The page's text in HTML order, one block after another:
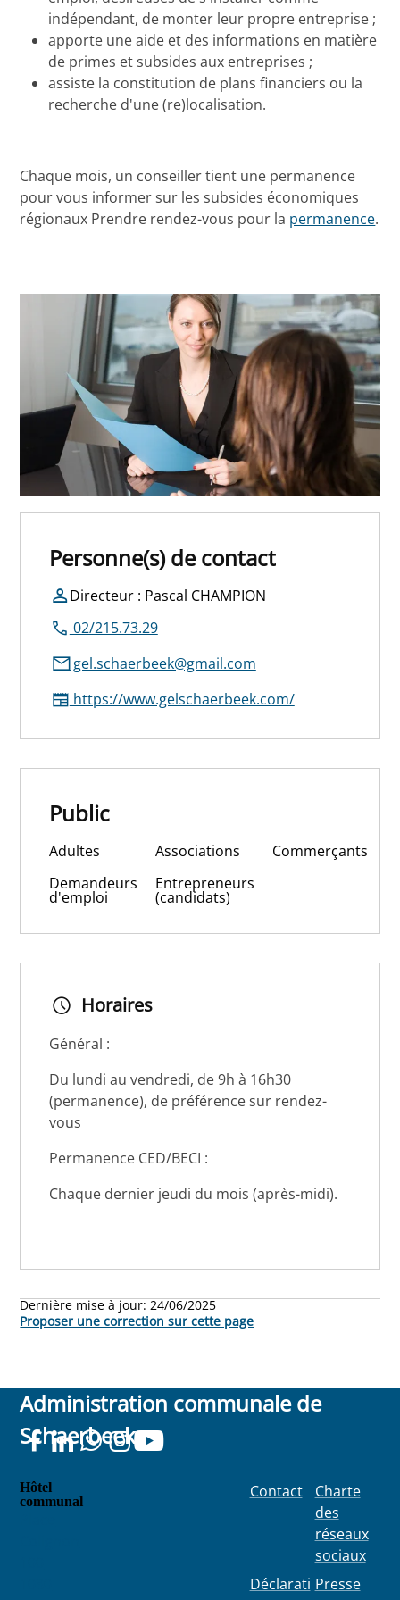
indépendant, de monter leur propre entreprise ;
apporte une aide et des informations en matière
de primes et subsides aux entreprises ;
assiste la constitution de plans financiers ou la
recherche d'une (re)localisation.
Chaque mois, un conseiller tient une permanence
pour vous informer sur les subsides économiques
régionaux Prendre rendez-vous pour la permanence.
Personne(s) de contact
Directeur : Pascal CHAMPION
02/215.73.29
gel.schaerbeek@gmail.com
https://www.gelschaerbeek.com/
Public
Adultes Associations
Commerçants
Demandeurs
d'emploi
Entrepreneurs
(candidats)
Horaires
Général :
Du lundi au vendredi, de 9h à 16h30
(permanence), de préférence sur rendez-
vous
Permanence CED/BECI :
Chaque dernier jeudi du mois (après-midi).
Dernière mise à jour:24/06/2025
Proposer une correction sur cette page
Administration communale de
Schaerbeek
Hôtel
communal
Contact
Déclarati
Charte
des
réseaux
sociaux
Presse